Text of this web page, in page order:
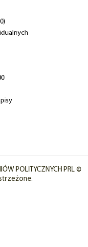
POLITYCZNYCH PRL ©